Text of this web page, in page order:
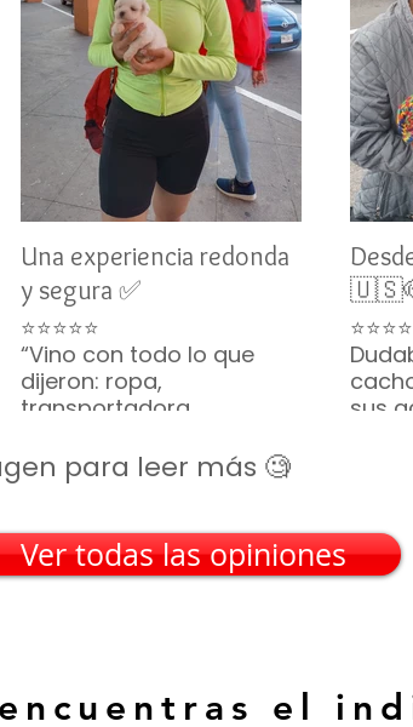
Una experiencia redonda
y segura ✅
⭐⭐⭐⭐⭐
“Vino con todo lo que
dijeron: ropa,
transportadora,
parecía una caja de
regalo. Gracias por tanto
— Silvia M. • San Luis
Potosí
sus
—
para leer más 🧐
Ver todas las opiniones
el